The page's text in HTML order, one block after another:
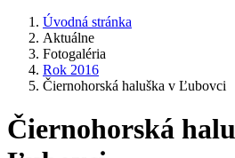
Úvodná stránka
Aktuálne
Fotogaléria
Rok 2016
Čiernohorská haluška v Ľubovci
Čiernohorská